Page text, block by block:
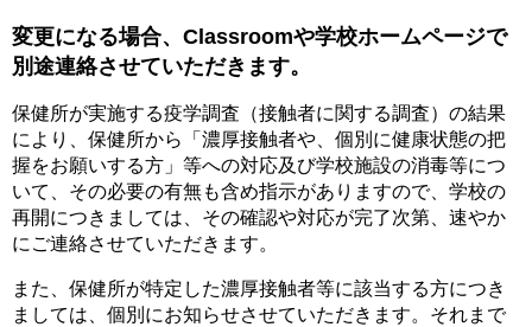
変更になる場合、Classroomや学校ホームページで
別途連絡させていただきます。
保健所が実施する疫学調査（接触者に関する調査）の結果
により、保健所から「濃厚接触者や、個別に健康状態の把
握をお願いする方」等への対応及び学校施設の消毒等につ
いて、その必要の有無も含め指示がありますので、学校の
再開につきましては、その確認や対応が完了次第、速やか
にご連絡させていただきます。
また、保健所が特定した濃厚接触者等に該当する方につき
ましては、個別にお知らせさせていただきます。それまで